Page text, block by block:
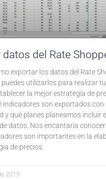
datos del Rate
exportar los datos del Rate
utilizarlos para realizar
la mejor estrategia de
indicadores son exportados con
y qué planes planeamos incluir
datos. Nos encantaría
son importantes en la
de precios.
2019